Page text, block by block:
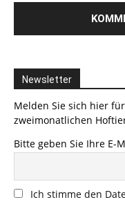
Newsletter
Melden Sie sich hier
zweimonatlichen
Bitte geben Sie Ihre E-
Ich stimme den